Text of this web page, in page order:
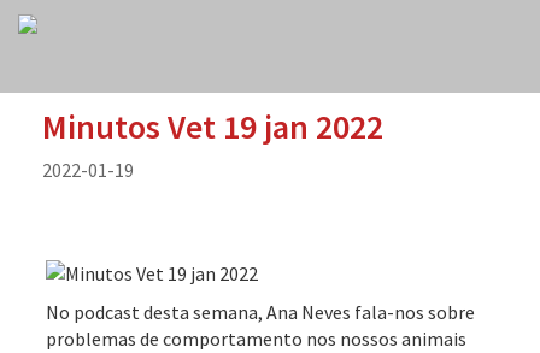
Minutos Vet 19 jan 2022
2022-01-19
No podcast desta semana, Ana Neves fala-nos sobre
problemas de comportamento nos nossos animais